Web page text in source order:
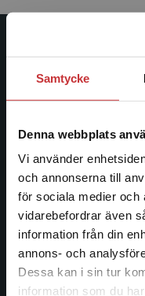
Samtycke
Denna webbplats
Vi använder
och annonserna till
för sociala medier och
vidarebefordrar även
information från din
annons- och
Dessa kan i sin tur
information som du
Studentlitteratur
facklitteratur,
längs hela
Kontakta oss
Kontakta oss
046-31 20 00